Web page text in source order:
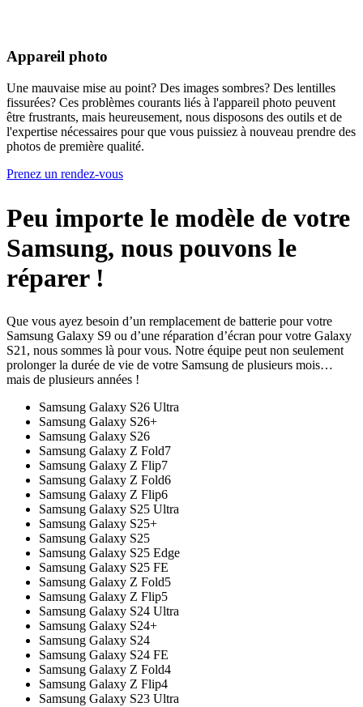
Appareil photo
Une mauvaise mise au point? Des images sombres? Des lentilles
fissurées? Ces problèmes courants liés à l'appareil photo peuvent
être frustrants, mais heureusement, nous disposons des outils et de
l'expertise nécessaires pour que vous puissiez à nouveau prendre des
photos de première qualité.
Prenez un rendez-vous
Peu importe le modèle de votre
Samsung, nous pouvons le
réparer !
Que vous ayez besoin d’un remplacement de batterie pour votre
Samsung Galaxy S9 ou d’une réparation d’écran pour votre Galaxy
S21, nous sommes là pour vous. Notre équipe peut non seulement
prolonger la durée de vie de votre Samsung de plusieurs mois…
mais de plusieurs années !
Samsung Galaxy S26 Ultra
Samsung Galaxy S26+
Samsung Galaxy S26
Samsung Galaxy Z Fold7
Samsung Galaxy Z Flip7
Samsung Galaxy Z Fold6
Samsung Galaxy Z Flip6
Samsung Galaxy S25 Ultra
Samsung Galaxy S25+
Samsung Galaxy S25
Samsung Galaxy S25 Edge
Samsung Galaxy S25 FE
Samsung Galaxy Z Fold5
Samsung Galaxy Z Flip5
Samsung Galaxy S24 Ultra
Samsung Galaxy S24+
Samsung Galaxy S24
Samsung Galaxy S24 FE
Samsung Galaxy Z Fold4
Samsung Galaxy Z Flip4
Samsung Galaxy S23 Ultra